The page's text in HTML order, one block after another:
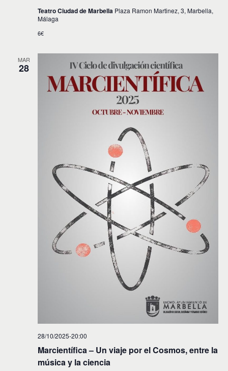
Teatro Ciudad de Marbella Plaza Ramon Martinez, 3, Marbella,
Málaga
6€
MAR
28
28/10/2025-20:00
Marcientífica – Un viaje por el Cosmos, entre la
música y la ciencia